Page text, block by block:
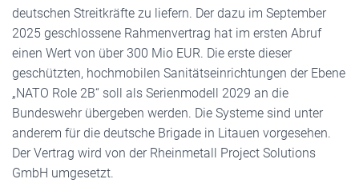
deutschen Streitkräfte zu liefern. Der dazu im September
2025 geschlossene Rahmenvertrag hat im ersten Abruf
einen Wert von über 300 Mio EUR. Die erste dieser
geschützten, hochmobilen Sanitätseinrichtungen der Ebene
„NATO Role 2B“ soll als Serienmodell 2029 an die
Bundeswehr übergeben werden. Die Systeme sind unter
anderem für die deutsche Brigade in Litauen vorgesehen.
Der Vertrag wird von der Rheinmetall Project Solutions
GmbH umgesetzt.